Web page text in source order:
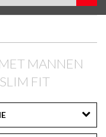
MANNEN
FIT